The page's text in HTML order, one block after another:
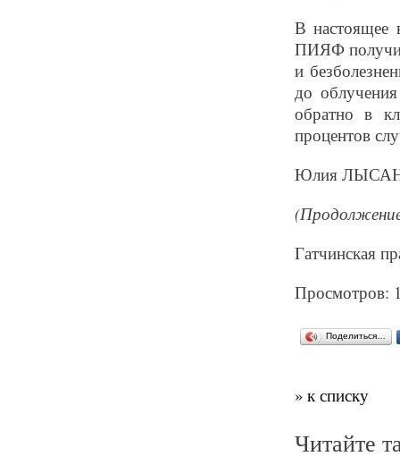
В настоящее
ПИЯФ
и
до
обратно в
процентов
Юлия
Гатчинская
Просмотров:
Поделиться…
» к списку
Читайте